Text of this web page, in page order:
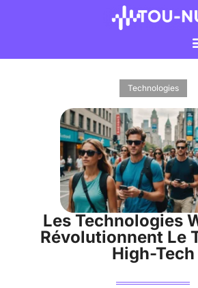
Technologies
Les Technologies
Révolutionnent Le
High-Tech